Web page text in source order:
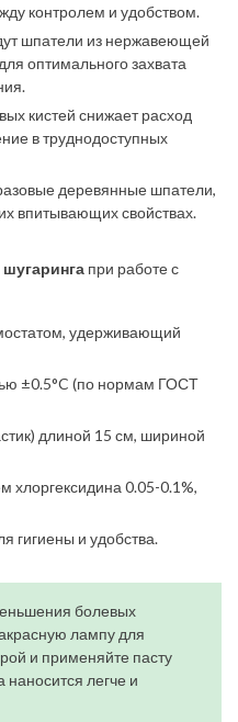
контролем и удобством.
шпатели из нержавеющей
оптимального захвата
кистей снижает расход
в труднодоступных
деревянные шпатели,
впитывающих свойствах.
при работе с
удерживающий
±0.5°C (по нормам ГОСТ
длиной 15 см, шириной
хлоргексидина 0.05-0.1%,
гигиены и удобства.
болевых
лампу для
и применяйте пасту
наносится легче и